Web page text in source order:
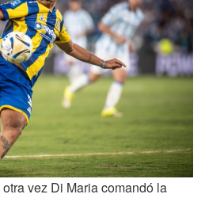
vez Di Maria comandó la